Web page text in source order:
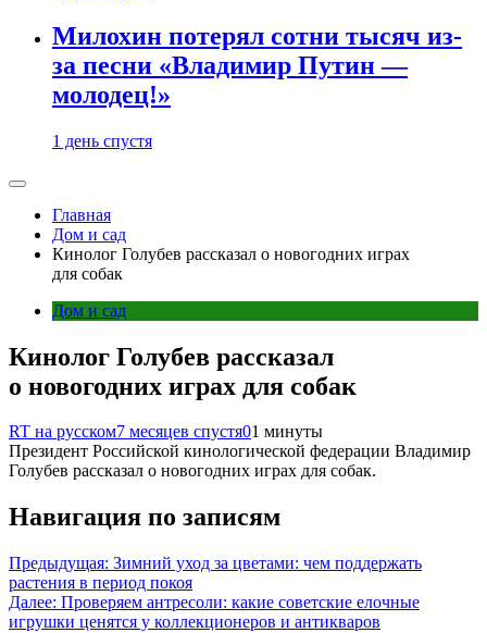
Милохин потерял сотни тысяч из-
за песни «Владимир Путин —
молодец!»
1 день спустя
Главная
Дом и сад
Кинолог Голубев рассказал о новогодних играх
для собак
Дом и сад
Кинолог Голубев рассказал
о новогодних играх для собак
RT на русском7 месяцев спустя01 минуты
Президент Российской кинологической федерации Владимир
Голубев рассказал о новогодних играх для собак.
Навигация по записям
Предыдущая: Зимний уход за цветами: чем поддержать
растения в период покоя
Далее: Проверяем антресоли: какие советские елочные
игрушки ценятся у коллекционеров и антикваров